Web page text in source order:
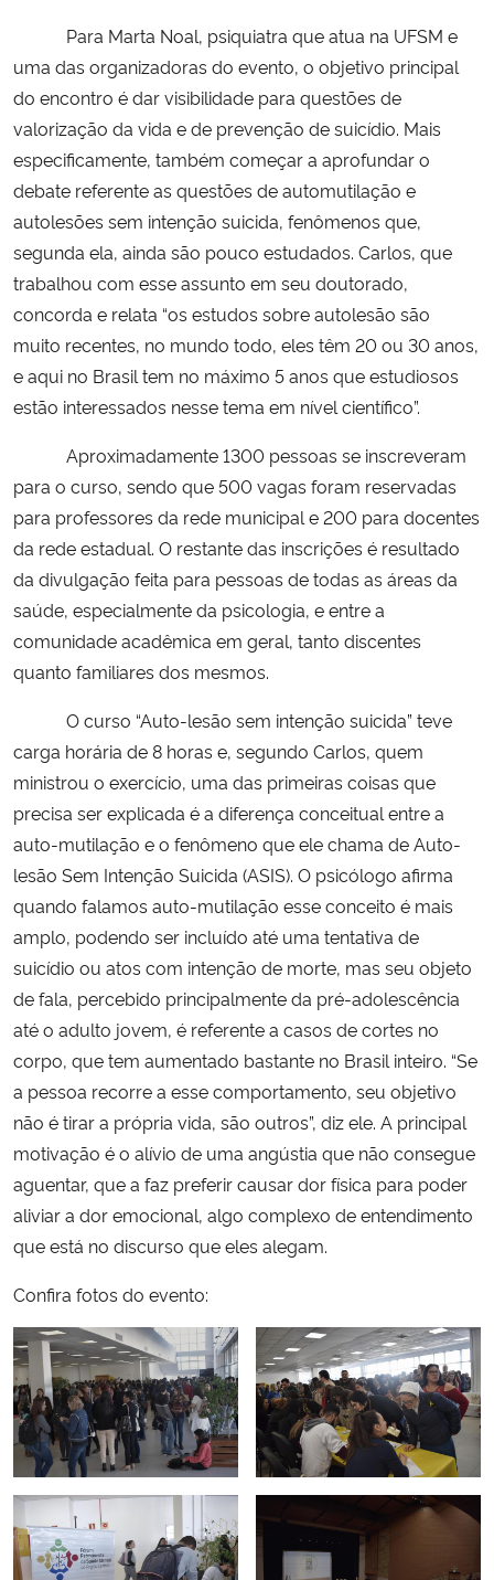
Para Marta Noal, psiquiatra que atua na UFSM e
uma das organizadoras do evento, o objetivo principal
do encontro é dar visibilidade para questões de
valorização da vida e de prevenção de suicídio. Mais
especificamente, também começar a aprofundar o
debate referente as questões de automutilação e
autolesões sem intenção suicida, fenômenos que,
segunda ela, ainda são pouco estudados. Carlos, que
trabalhou com esse assunto em seu doutorado,
concorda e relata “os estudos sobre autolesão são
muito recentes, no mundo todo, eles têm 20 ou 30 anos,
e aqui no Brasil tem no máximo 5 anos que estudiosos
estão interessados nesse tema em nível científico”.
Aproximadamente 1300 pessoas se inscreveram
para o curso, sendo que 500 vagas foram reservadas
para professores da rede municipal e 200 para docentes
da rede estadual. O restante das inscrições é resultado
da divulgação feita para pessoas de todas as áreas da
saúde, especialmente da psicologia, e entre a
comunidade acadêmica em geral, tanto discentes
quanto familiares dos mesmos.
O curso “Auto-lesão sem intenção suicida” teve
carga horária de 8 horas e, segundo Carlos, quem
ministrou o exercício, uma das primeiras coisas que
precisa ser explicada é a diferença conceitual entre a
auto-mutilação e o fenômeno que ele chama de Auto-
lesão Sem Intenção Suicida (ASIS). O psicólogo afirma
quando falamos auto-mutilação esse conceito é mais
amplo, podendo ser incluído até uma tentativa de
suicídio ou atos com intenção de morte, mas seu objeto
de fala, percebido principalmente da pré-adolescência
até o adulto jovem, é referente a casos de cortes no
corpo, que tem aumentado bastante no Brasil inteiro. “Se
a pessoa recorre a esse comportamento, seu objetivo
não é tirar a própria vida, são outros”, diz ele. A principal
motivação é o alívio de uma angústia que não consegue
aguentar, que a faz preferir causar dor física para poder
aliviar a dor emocional, algo complexo de entendimento
que está no discurso que eles alegam.
Confira fotos do evento: